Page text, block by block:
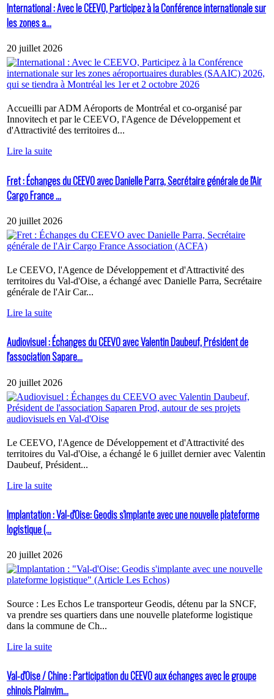
International : Avec le CEEVO, Participez à la Conférence internationale sur
les zones a...
20 juillet 2026
Accueilli par ADM Aéroports de Montréal et co-organisé par
Innovitech et par le CEEVO, l'Agence de Développement et
d'Attractivité des territoires d...
Lire la suite
Fret : Échanges du CEEVO avec Danielle Parra, Secrétaire générale de l'Air
Cargo France ...
20 juillet 2026
Le CEEVO, l'Agence de Développement et d'Attractivité des
territoires du Val-d'Oise, a échangé avec Danielle Parra, Secrétaire
générale de l'Air Car...
Lire la suite
Audiovisuel : Échanges du CEEVO avec Valentin Daubeuf, Président de
l'association Sapare...
20 juillet 2026
Le CEEVO, l'Agence de Développement et d'Attractivité des
territoires du Val-d'Oise, a échangé le 6 juillet dernier avec Valentin
Daubeuf, Président...
Lire la suite
Implantation : Val-d'Oise: Geodis s'implante avec une nouvelle plateforme
logistique (...
20 juillet 2026
Source : Les Echos Le transporteur Geodis, détenu par la SNCF,
va prendre ses quartiers dans une nouvelle plateforme logistique
dans la commune de Ch...
Lire la suite
Val-d'Oise / Chine : Participation du CEEVO aux échanges avec le groupe
chinois Plainvim...